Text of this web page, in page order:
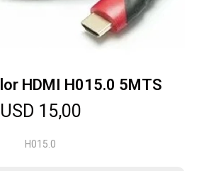
HDMI H015.0 5MTS
USD 15,00
H015.0